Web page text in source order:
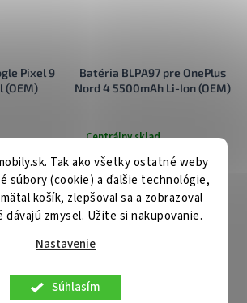
Tak ako všetky ostatné weby
súbory (cookie) a ďalšie technológie,
košík, zlepšoval sa a zobrazoval
zmysel. Užite si nakupovanie.
Nastavenie
Súhlasím
Pixel 9
(OEM)
Batéria BLPA97 pre OnePlus
Nord 4 5500mAh Li-Ion (OEM)
Centrálny sklad
€23,90
Pridať do košíka